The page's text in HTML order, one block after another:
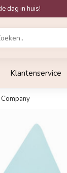
dag in huis!
Klantenservice